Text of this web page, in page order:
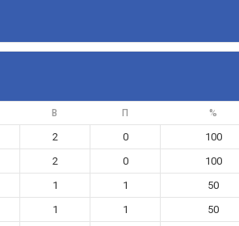
В П %
2 0 100
2 0 100
1 1 50
1 1 50